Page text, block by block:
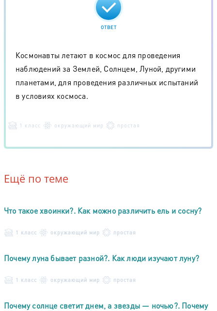
ОТВЕТ
Космонавты летают в космос для проведения
наблюдений за Землей, Солнцем, Луной, другими
планетами, для проведения различных испытаний
в условиях космоса.
1 класс окружающий мир простая
Ещё по теме
Что такое хвоинки?. Как можно различить ель и сосну?
1 класс окружающий мир простая
Почему луна бывает разной?. Как люди изучают луну?
1 класс окружающий мир простая
Почему солнце светит днем, а звезды — ночью?. Почему